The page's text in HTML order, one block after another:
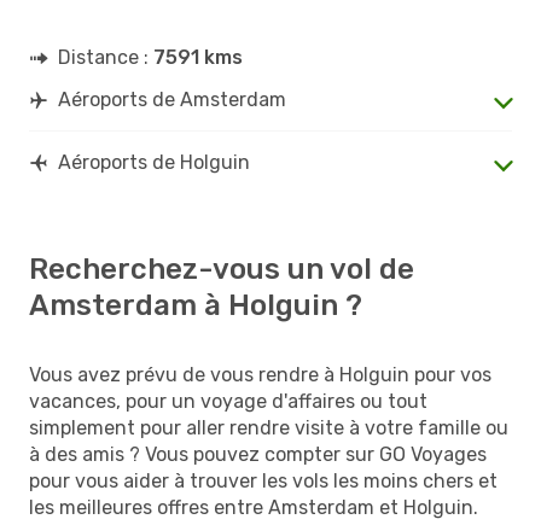
Distance : 7591 kms
Aéroports de Amsterdam
Aéroports de Holguin
Recherchez-vous un vol de
Amsterdam à Holguin ?
Vous avez prévu de vous rendre à Holguin pour vos
vacances, pour un voyage d'affaires ou tout
simplement pour aller rendre visite à votre famille ou
à des amis ? Vous pouvez compter sur GO Voyages
pour vous aider à trouver les vols les moins chers et
les meilleures offres entre Amsterdam et Holguin.